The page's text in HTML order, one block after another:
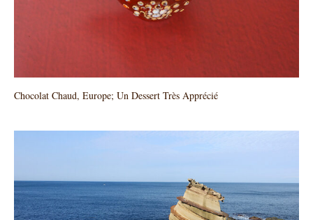
Chocolat Chaud, Europe; Un Dessert Très Apprécié